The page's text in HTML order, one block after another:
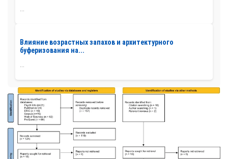
...
Влияние возрастных запахов и архитектурного
буферизования на...